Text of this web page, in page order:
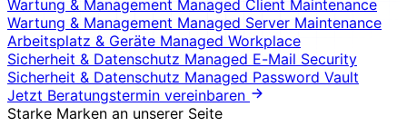
Wartung & Management Managed Client Maintenance
Wartung & Management Managed Server Maintenance
Arbeitsplatz & Geräte Managed Workplace
Sicherheit & Datenschutz Managed E-Mail Security
Sicherheit & Datenschutz Managed Password Vault
Jetzt Beratungstermin vereinbaren
Starke Marken an unserer Seite